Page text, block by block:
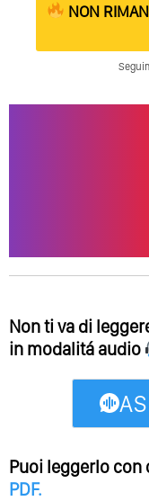
NON
Non ti va di
in modalitá audio
Puoi leggerlo
PDF.